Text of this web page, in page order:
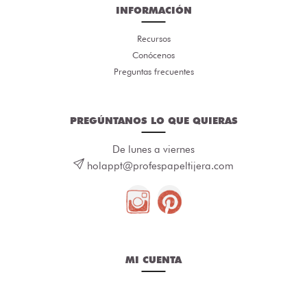
INFORMACIÓN
Recursos
Conócenos
Preguntas frecuentes
PREGÚNTANOS LO QUE QUIERAS
De lunes a viernes
holappt@profespapeltijera.com
MI CUENTA